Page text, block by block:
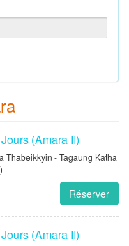
(Amara II)
Thabeikkyin - Tagaung Katha
Réserver
(Amara II)